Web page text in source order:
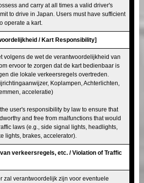
and carry at all times a valid driver's
to drive in Japan. Users must have sufficient
operate a kart.
/ Kart Responsibility]
volgens de wet de verantwoordelijkheid van
ervoor te zorgen dat de kart bedienbaar is
die lokale verkeersregels overtreden.
Koplampen, Achterlichten,
acceleratie)
user's responsibility by law to ensure that
and free from malfunctions that would
laws (e.g., side signal lights, headlights,
lights, brakes, accelerator).
verkeersregels, etc. / Violation of Traffic
zal verantwoordelijk zijn voor eventuele